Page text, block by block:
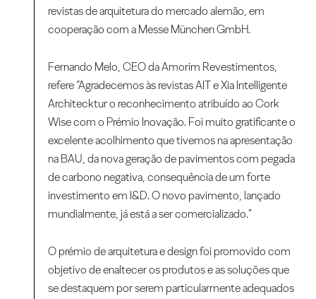
revistas de arquitetura do mercado alemão, em
cooperação com a Messe München GmbH.
Fernando Melo, CEO da Amorim Revestimentos,
refere “Agradecemos às revistas AIT e Xia Intelligente
Architecktur o reconhecimento atribuído ao Cork
Wise com o Prémio Inovação. Foi muito gratificante o
excelente acolhimento que tivemos na apresentação
na BAU, da nova geração de pavimentos com pegada
de carbono negativa, consequência de um forte
investimento em I&D. O novo pavimento, lançado
mundialmente, já está a ser comercializado.”
O prémio de arquitetura e design foi promovido com
objetivo de enaltecer os produtos e as soluções que
se destaquem por serem particularmente adequados